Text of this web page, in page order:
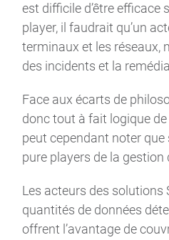
est difficile d’être efficace
player, il faudrait qu’un
terminaux et les réseaux,
des incidents et la
Face aux écarts de
donc tout à fait logique de
peut cependant noter
pure players de la gestion
Les acteurs des
quantités de données
offrent l’avantage de